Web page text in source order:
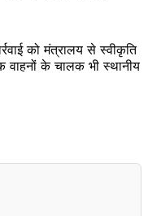
को मंत्रालय से स्वीकृति
वाहनों के चालक भी स्थानीय